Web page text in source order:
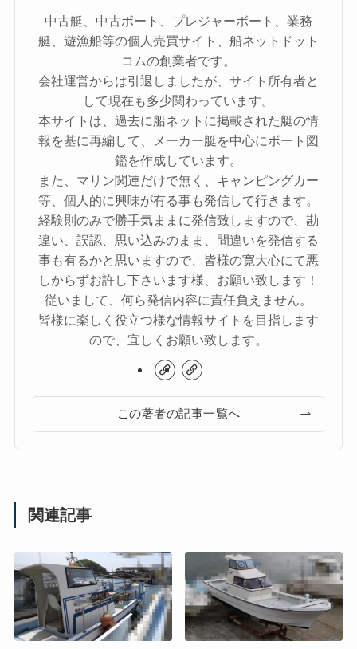
中古艇、中古ボート、プレジャーボート、業務
艇、遊漁船等の個人売買サイト、船ネットドット
コムの創業者です。
会社運営からは引退しましたが、サイト所有者と
して現在も多少関わっています。
本サイトは、過去に船ネットに掲載された艇の情
報を基に再編して、メーカー艇を中心にボート図
鑑を作成しています。
また、マリン関連だけで無く、キャンピングカー
等、個人的に興味が有る事も発信して行きます。
経験則のみで勝手気ままに発信致しますので、勘
違い、誤認、思い込みのまま、間違いを発信する
事も有るかと思いますので、皆様の寛大心にて悪
しからずお許し下さいます様、お願い致します！
従いまして、何ら発信内容に責任負えません。
皆様に楽しく役立つ様な情報サイトを目指します
ので、宜しくお願い致します。
この著者の記事一覧へ
関連記事